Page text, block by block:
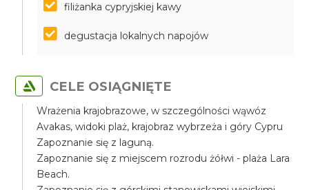
filiżanka cypryjskiej kawy
degustacja lokalnych napojów
CELE OSIĄGNIĘTE
Wrażenia krajobrazowe, w szczególności wąwóz
Avakas, widoki plaż, krajobraz wybrzeża i góry Cypru
Zapoznanie się z laguną.
Zapoznanie się z miejscem rozrodu żółwi - plaża Lara
Beach.